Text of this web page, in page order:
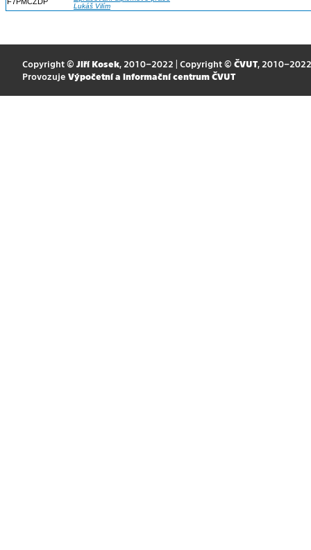
F7PMCZDP
Lukáš Vilím
Copyright © Jiří Kosek, 2010–2022 | Copyright © ČVUT, 2010–2022
Provozuje Výpočetní a informační centrum ČVUT